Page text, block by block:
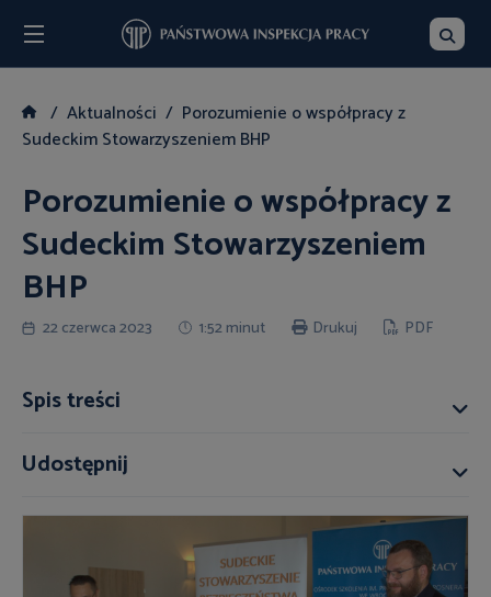
Aktualności
Porozumienie o współpracy z
Sudeckim Stowarzyszeniem BHP
Porozumienie o współpracy z
Sudeckim Stowarzyszeniem
BHP
22 czerwca 2023 1:52 minut Drukuj PDF
Spis treści
Udostępnij
Szukaj